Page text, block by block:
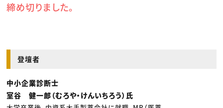
締め切りました。
登壇者
中小企業診断士
室谷 健一郎（むろや・けんいちろう）氏